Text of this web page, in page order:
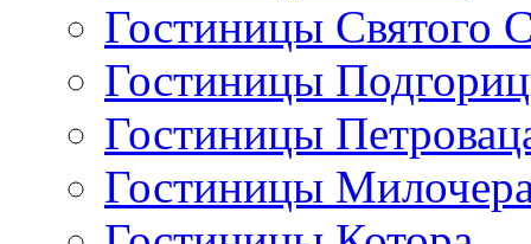
Гостиницы Святого
Гостиницы
Гостиницы
Гостиницы